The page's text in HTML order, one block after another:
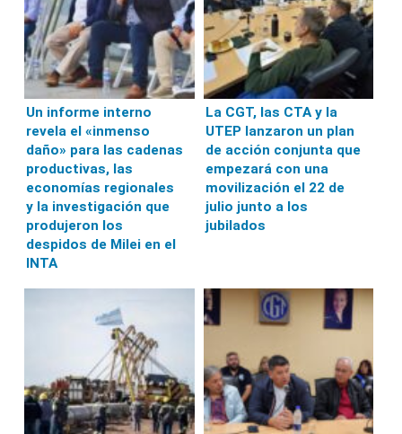
Un informe interno
revela el «inmenso
daño» para las cadenas
productivas, las
economías regionales
y la investigación que
produjeron los
despidos de Milei en el
INTA
La CGT, las CTA y la
UTEP lanzaron un plan
de acción conjunta que
empezará con una
movilización el 22 de
julio junto a los
jubilados